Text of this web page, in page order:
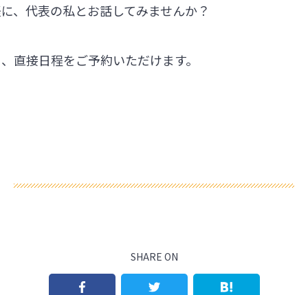
、代表の私とお話してみませんか？
直接日程をご予約いただけます。
SHARE ON